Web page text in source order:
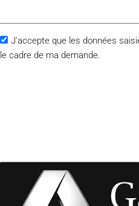
J'accepte que les données
le cadre de ma demande.